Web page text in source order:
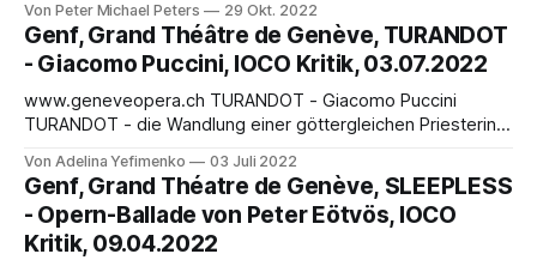
Peters * EIN HUMANISTISCHER KOMPONIST… * Es wäre
schön, wenn wir wie Vögel * fliegen könnten. Weißt du, *
manchmal träume ich, dass ich ein * Vogel bin. Es ist so
verlockend,
Von Peter Michael Peters 29 Okt. 2022
Genf, Grand Théâtre de Genève, TURANDOT
- Giacomo Puccini, IOCO Kritik, 03.07.2022
www.geneveopera.ch TURANDOT - Giacomo Puccini
TURANDOT - die Wandlung einer göttergleichen Priesterin
Giacomo Puccini hat seine letzte Oper Turandot, sein
letztes Vermächtnis nicht vollenden können. Die Premiere
von Turandot hat der Komponist nie erlebt. Puccini starb
1924, nachdem er die Szene von Lius
Von Adelina Yefimenko 03 Juli 2022
Genf, Grand Théatre de Genève, SLEEPLESS
- Opern-Ballade von Peter Eötvös, IOCO
Kritik, 09.04.2022